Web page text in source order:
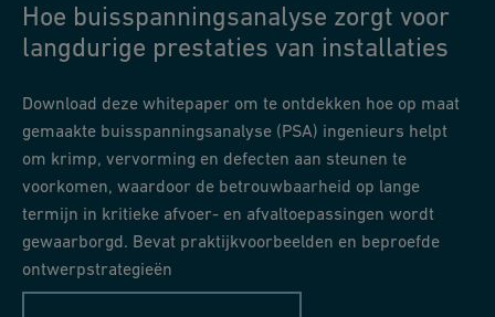
Hoe buisspanningsanalyse zorgt voor
langdurige prestaties van installaties
Download deze whitepaper om te ontdekken hoe op maat
gemaakte buisspanningsanalyse (PSA) ingenieurs helpt
om krimp, vervorming en defecten aan steunen te
voorkomen, waardoor de betrouwbaarheid op lange
termijn in kritieke afvoer- en afvaltoepassingen wordt
gewaarborgd. Bevat praktijkvoorbeelden en beproefde
ontwerpstrategieën